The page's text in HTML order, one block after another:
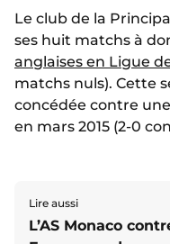
Le club de la
ses huit matchs à
anglaises en Ligue
matchs nuls). Cette
concédée contre
en mars 2015 (2-0
Lire aussi
L’AS Monaco